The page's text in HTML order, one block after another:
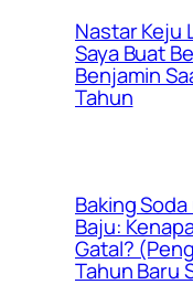
Nastar Keju
Saya Buat
Benjamin
Tahun
Baking
Baju:
Gatal?
Tahun Baru